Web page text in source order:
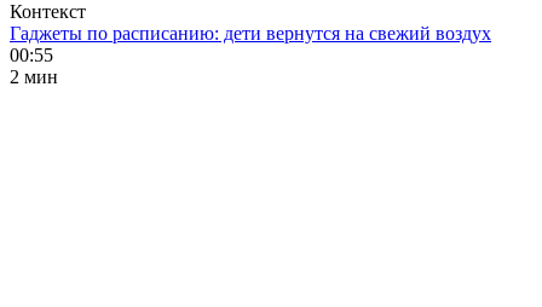
Контекст
Гаджеты по расписанию: дети вернутся на свежий воздух
00:55
2 мин